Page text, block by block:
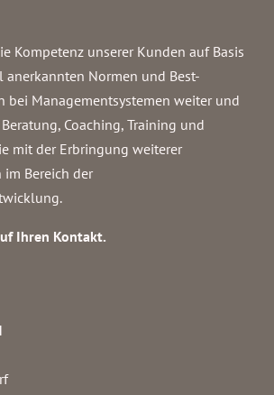
Kompetenz unserer Kunden auf Basis
Normen und Best-
bei Managementsystemen weiter und
Coaching, Training und
mit der Erbringung weiterer
Bereich der
Ihren Kontakt.